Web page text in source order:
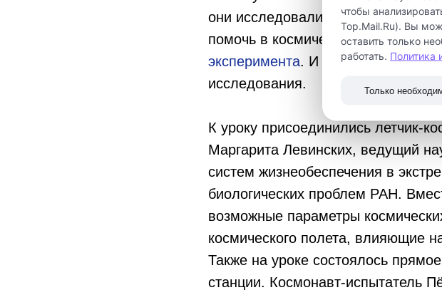
они исследовали влияние
помочь в космической отрасли.
эксперимента. И сегодня
исследования.
К уроку присоединились летчик-
Маргарита Левинских, ведущий
систем жизнеобеспечения в
биологических проблем РАН.
возможные параметры
космического полета, влияющие
Также на уроке состоялось
станции. Космонавт-испытатель
чтобы
Top.Mail.Ru). Вы
оставить только
работать. Политика
Только